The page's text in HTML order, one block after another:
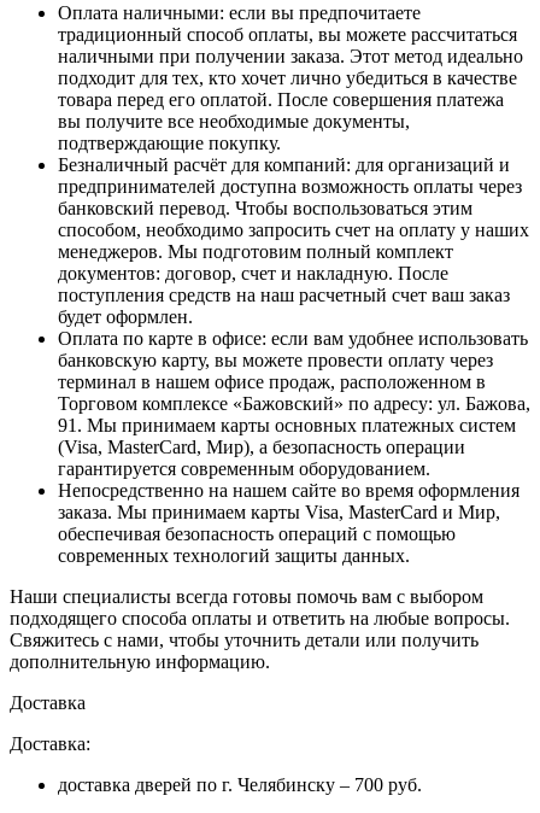
Оплата наличными: если вы предпочитаете
традиционный способ оплаты, вы можете рассчитаться
наличными при получении заказа. Этот метод идеально
подходит для тех, кто хочет лично убедиться в качестве
товара перед его оплатой. После совершения платежа
вы получите все необходимые документы,
подтверждающие покупку.
Безналичный расчёт для компаний: для организаций и
предпринимателей доступна возможность оплаты через
банковский перевод. Чтобы воспользоваться этим
способом, необходимо запросить счет на оплату у наших
менеджеров. Мы подготовим полный комплект
документов: договор, счет и накладную. После
поступления средств на наш расчетный счет ваш заказ
будет оформлен.
Оплата по карте в офисе: если вам удобнее использовать
банковскую карту, вы можете провести оплату через
терминал в нашем офисе продаж, расположенном в
Торговом комплексе «Бажовский» по адресу: ул. Бажова,
91. Мы принимаем карты основных платежных систем
(Visa, MasterCard, Мир), а безопасность операции
гарантируется современным оборудованием.
Непосредственно на нашем сайте во время оформления
заказа. Мы принимаем карты Visa, MasterCard и Мир,
обеспечивая безопасность операций с помощью
современных технологий защиты данных.
Наши специалисты всегда готовы помочь вам с выбором
подходящего способа оплаты и ответить на любые вопросы.
Свяжитесь с нами, чтобы уточнить детали или получить
дополнительную информацию.
Доставка
Доставка:
доставка дверей по г. Челябинску – 700 руб.